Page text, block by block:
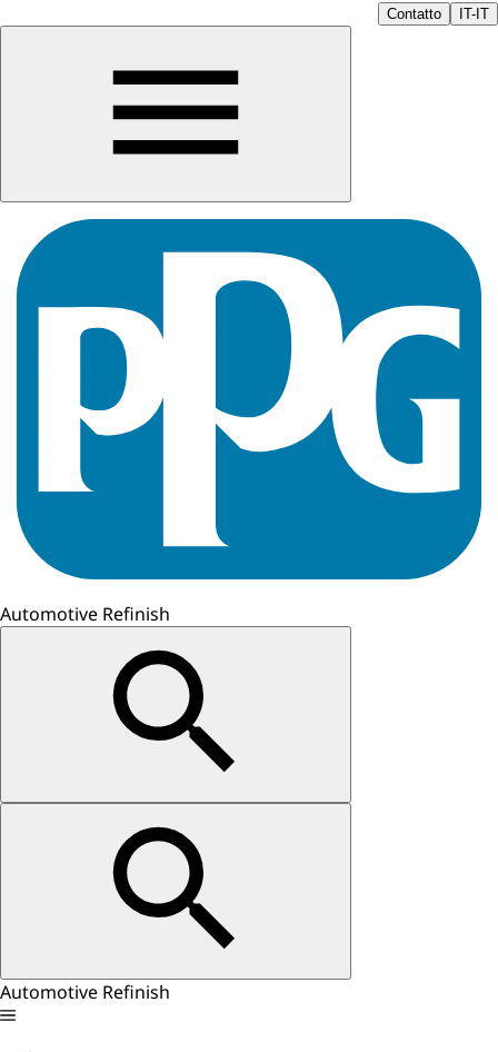
Contatto IT-IT
Automotive Refinish
Automotive Refinish